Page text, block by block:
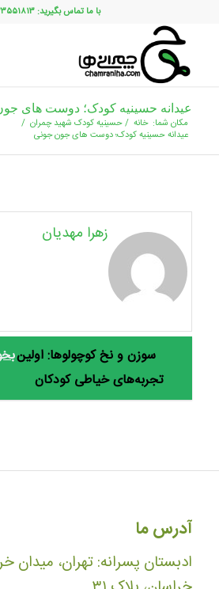
با ما تماس بگیرید: ۰۲۱۳۳۵۵۱۸۱۳
عیدانه حسینیه کودک؛ دوست های
مکان شما: خانه /حسینیه کودک شهید چمران /
عیدانه حسینیه کودک؛ دوست های جون جونی
زهرا مهدیان
سوزن و نخ کوچولوها: اولین
تجربه‌های خیاطی کودکان
آدرس ما
ادبستان پسرانه: تهران، میدان